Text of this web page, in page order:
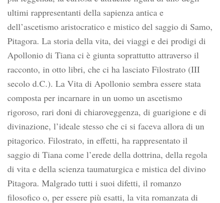
ultimi rappresentanti della sapienza antica e
dell’ascetismo aristocratico e mistico del saggio di Samo,
Pitagora. La storia della vita, dei viaggi e dei prodigi di
Apollonio di Tiana ci è giunta soprattutto attraverso il
racconto, in otto libri, che ci ha lasciato Filostrato (III
secolo d.C.). La Vita di Apollonio sembra essere stata
composta per incarnare in un uomo un ascetismo
rigoroso, rari doni di chiaroveggenza, di guarigione e di
divinazione, l’ideale stesso che ci si faceva allora di un
pitagorico. Filostrato, in effetti, ha rappresentato il
saggio di Tiana come l’erede della dottrina, della regola
di vita e della scienza taumaturgica e mistica del divino
Pitagora. Malgrado tutti i suoi difetti, il romanzo
filosofico o, per essere più esatti, la vita romanzata di